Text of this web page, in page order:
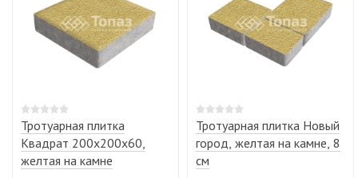
Тротуарная плитка
Квадрат 200х200х60,
желтая на камне
Тротуарная плитка Новый
город, желтая на камне, 8
см